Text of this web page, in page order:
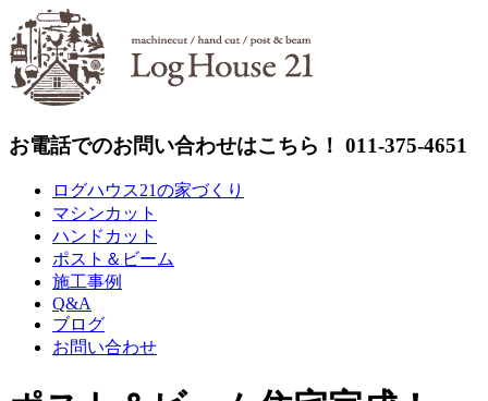
Skip
to
content
お電話でのお問い合わせはこちら！ 011-375-4651
ログハウス21の家づくり
マシンカット
ハンドカット
ポスト＆ビーム
施工事例
Q&A
ブログ
お問い合わせ